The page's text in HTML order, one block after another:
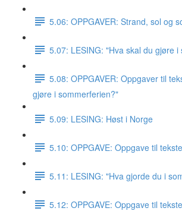
5.06: OPPGAVER: Strand, sol og
5.07: LESING: "Hva skal du gjøre
5.08: OPPGAVER: Oppgaver til
gjøre i sommerferien?"
5.09: LESING: Høst i Norge
5.10: OPPGAVE: Oppgave til
5.11: LESING: "Hva gjorde du i
5.12: OPPGAVE: Oppgave til